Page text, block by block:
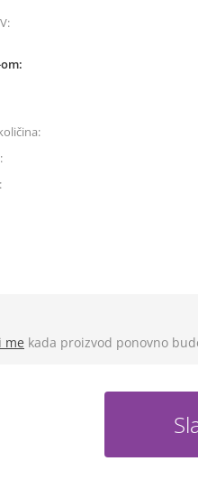
me kada proizvod ponovno